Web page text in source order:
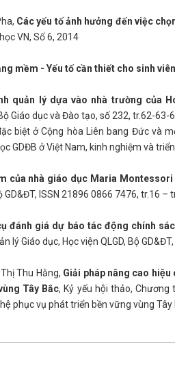
Các yếu tố ảnh hưởng đến việc
VN, Số 6, 2014
mềm - Yếu tố cần thiết cho sinh
quản lý dựa vào nhà trường của
Giáo dục và Đào tạo, số 232, tr.62-63-
biệt ở Cộng hòa Liên bang Đức và
GDĐB ở Việt Nam, kinh nghiệm và
của nhà giáo dục Maria
GD&ĐT, ISSN 21896 0866 7476, tr.16 –
đánh giá dự báo tác động chính
lý Giáo dục, Học viện QLGD, Bộ
Thu Hằng, Giải pháp nâng cao
Tây Bắc, Kỷ yếu hội thảo, Chương
phục vụ phát triển bền vững vùng